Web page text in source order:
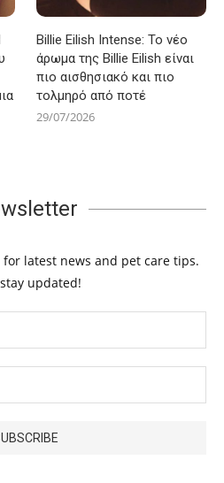
Billie Eilish Intense: Το νέο
άρωμα της Billie Eilish είναι
πιο αισθησιακό και πιο
τολμηρό από ποτέ
29/07/2026
latest news and pet care tips.
updated!